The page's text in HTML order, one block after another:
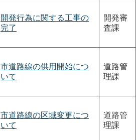
開発行為に関する工事の
完了
開発審
査課
市道路線の供用開始につ
いて
道路管
理課
市道路線の区域変更につ
いて
道路管
理課